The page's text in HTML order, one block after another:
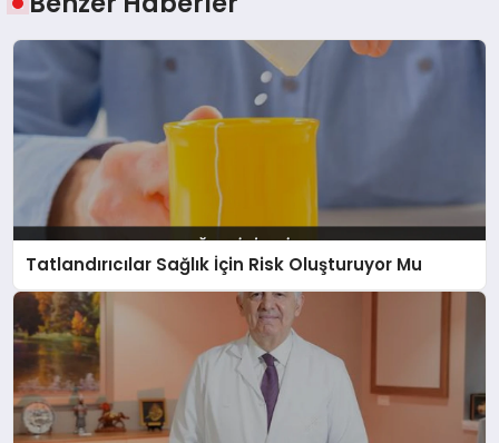
Tatlandırıcılar Sağlık İçin Risk Oluşturuyor Mu